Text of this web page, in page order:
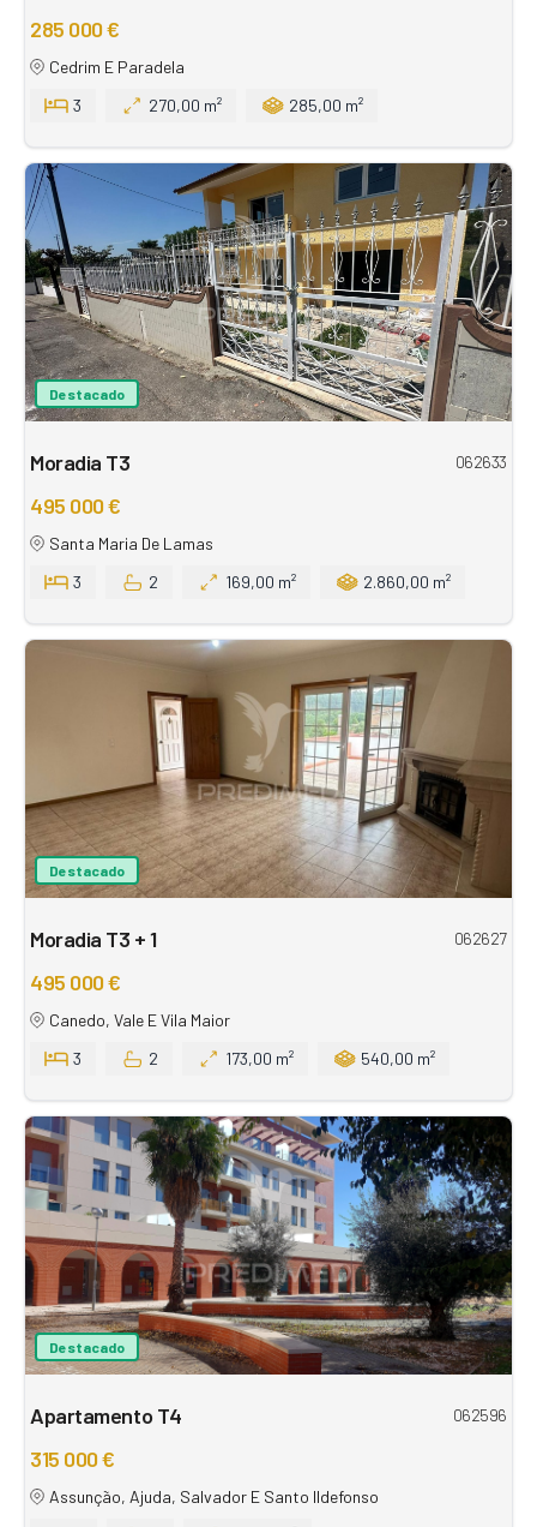
285 000 €
Cedrim E Paradela
3
270,00 m² 285,00 m²
Destacado
Moradia T3 062633
495 000 €
Santa Maria De Lamas
3
2 169,00 m² 2.860,00 m²
Destacado
Moradia T3 + 1 062627
495 000 €
Canedo, Vale E Vila Maior
3
2 173,00 m² 540,00 m²
Destacado
Apartamento T4 062596
315 000 €
Assunção, Ajuda, Salvador E Santo Ildefonso